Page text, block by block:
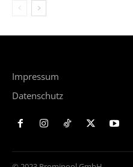
Impressum
Datenschutz